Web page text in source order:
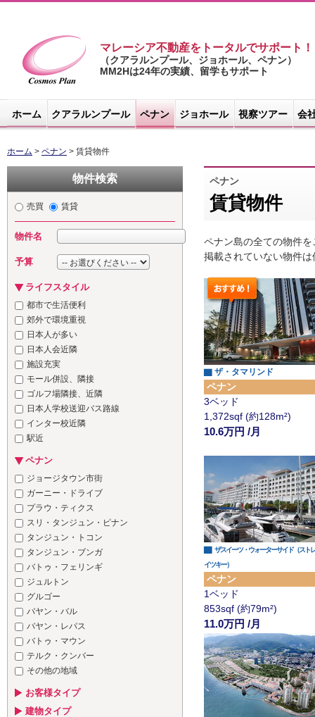
コスモスプラ
マレーシア不動産をトータルでサポート！
（クアラルンプール、ジョホール、ペナン）
MM2Hは24年の実績、留学もサポート
ホーム クアラルンプール ペナン ジョホール 視察ツアー 会
ホーム > ペナン > 賃貸物件
物件検索
売買 賃貸
物件名
予算
ライフスタイル
都市で生活便利
郊外で環境重視
日本人が多い
日本人会近隣
施設充実
モール併設、隣接
ゴルフ場隣接、近隣
日本人学校送迎バス路線
インター校近隣
駅近
ペナン
ジョージタウン市街
ガーニー・ドライブ
プラウ・ティクス
スリ・タンジュン・ピナン
タンジュン・トコン
タンジュン・ブンガ
バトゥ・フェリンギ
ジュルトン
グルゴー
バヤン・バル
バヤン・レパス
バトゥ・マウン
テルク・クンバー
その他の地域
お客様タイプ
建物タイプ
ペナン
賃貸物件
ペナン島の全ての物件
掲載されていない物件
▇ ザ・タマリンド
ペナン
3ベッド
1,372sqf (約128m²)
10.6万円 /月
▇ ザスイーツ・ウォーターサイド（ストレ
イツキー）
ペナン
1ベッド
853sqf (約79m²)
11.0万円 /月